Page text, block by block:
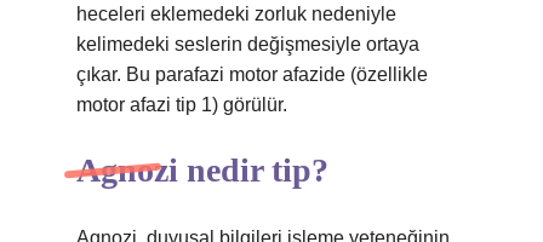
heceleri eklemedeki zorluk nedeniyle
kelimedeki seslerin değişmesiyle ortaya
çıkar. Bu parafazi motor afazide (özellikle
motor afazi tip 1) görülür.
Agnozi nedir tip?
Agnozi, duyusal bilgileri işleme yeteneğinin